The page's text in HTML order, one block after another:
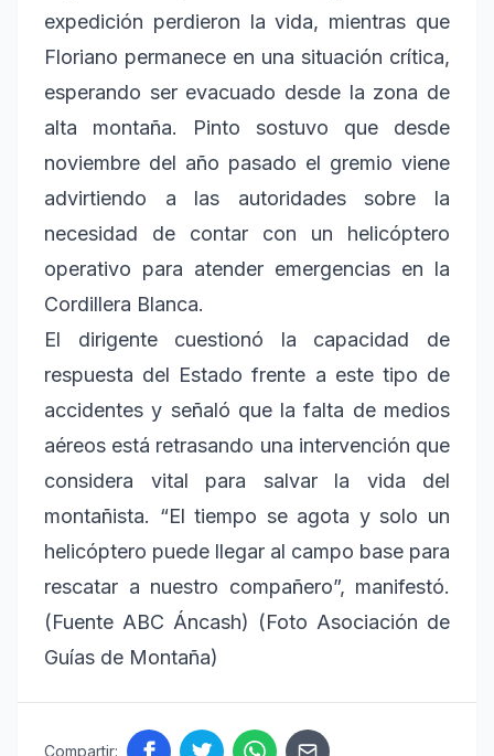
expedición perdieron la vida, mientras que
Floriano permanece en una situación crítica,
esperando ser evacuado desde la zona de
alta montaña. Pinto sostuvo que desde
noviembre del año pasado el gremio viene
advirtiendo a las autoridades sobre la
necesidad de contar con un helicóptero
operativo para atender emergencias en la
Cordillera Blanca.
El dirigente cuestionó la capacidad de
respuesta del Estado frente a este tipo de
accidentes y señaló que la falta de medios
aéreos está retrasando una intervención que
considera vital para salvar la vida del
montañista. “El tiempo se agota y solo un
helicóptero puede llegar al campo base para
rescatar a nuestro compañero”, manifestó.
(Fuente ABC Áncash) (Foto Asociación de
Guías de Montaña)
Compartir: